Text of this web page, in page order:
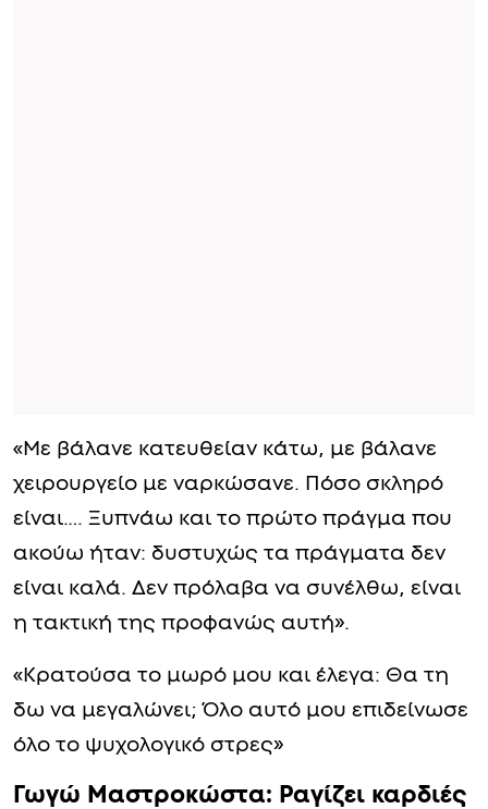
«Με βάλανε κατευθείαν κάτω, με βάλανε
χειρουργείο με ναρκώσανε. Πόσο σκληρό
είναι…. Ξυπνάω και το πρώτο πράγμα που
ακούω ήταν: δυστυχώς τα πράγματα δεν
είναι καλά. Δεν πρόλαβα να συνέλθω, είναι
η τακτική της προφανώς αυτή».
«Κρατούσα το μωρό μου και έλεγα: Θα τη
δω να μεγαλώνει; Όλο αυτό μου επιδείνωσε
όλο το ψυχολογικό στρες»
Γωγώ Μαστροκώστα: Pαγίζει καρδιές